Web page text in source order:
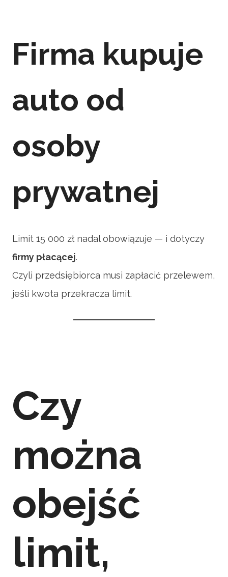
Firma kupuje
auto od
osoby
prywatnej
Limit 15 000 zł nadal obowiązuje — i dotyczy
firmy płacącej.
Czyli przedsiębiorca musi zapłacić przelewem,
jeśli kwota przekracza limit.
Czy
można
obejść
limit,